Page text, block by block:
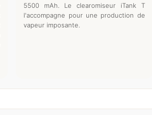
5500 mAh. Le clearomiseur iTank T
l'accompagne pour une production de
vapeur imposante.